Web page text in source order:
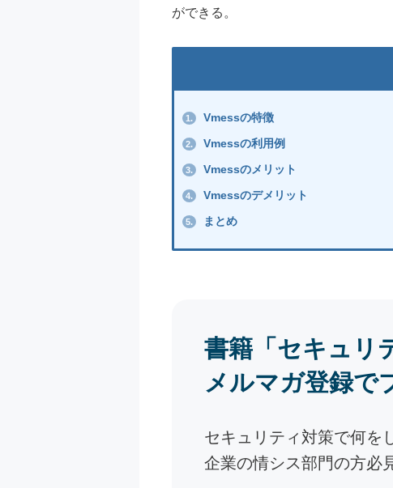
ができる。
1. Vmessの特徴
2. Vmessの利用例
3. Vmessのメリット
4. Vmessのデメリット
5. まとめ
書籍「セキュリ
メルマガ登録で
セキュリティ対策で何を
企業の情シス部門の方必